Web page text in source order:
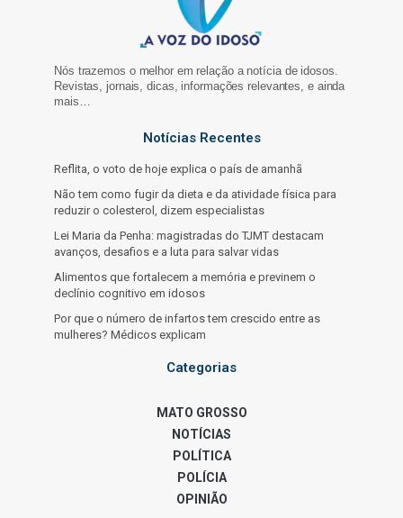
Nós trazemos o melhor em relação a notícia de idosos.
Revistas, jornais, dicas, informações relevantes, e ainda
mais…
Notícias Recentes
Reflita, o voto de hoje explica o país de amanhã
Não tem como fugir da dieta e da atividade física para
reduzir o colesterol, dizem especialistas
Lei Maria da Penha: magistradas do TJMT destacam
avanços, desafios e a luta para salvar vidas
Alimentos que fortalecem a memória e previnem o
declínio cognitivo em idosos
Por que o número de infartos tem crescido entre as
mulheres? Médicos explicam
Categorias
MATO GROSSO
NOTÍCIAS
POLÍTICA
POLÍCIA
OPINIÃO